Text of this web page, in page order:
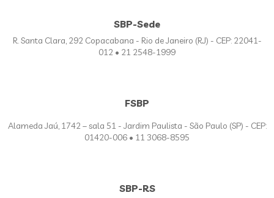
SBP-Sede
R. Santa Clara, 292 Copacabana - Rio de Janeiro (RJ) - CEP: 22041-
012 • 21 2548-1999
FSBP
Alameda Jaú, 1742 – sala 51 - Jardim Paulista - São Paulo (SP) - CEP:
01420-006 • 11 3068-8595
SBP-RS